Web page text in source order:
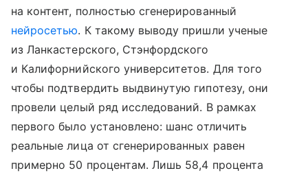
на контент, полностью сгенерированный
нейросетью. К такому выводу пришли ученые
из Ланкастерского, Стэнфордского
и Калифорнийского университетов. Для того
чтобы подтвердить выдвинутую гипотезу, они
провели целый ряд исследований. В рамках
первого было установлено: шанс отличить
реальные лица от сгенерированных равен
примерно 50 процентам. Лишь 58,4 процента